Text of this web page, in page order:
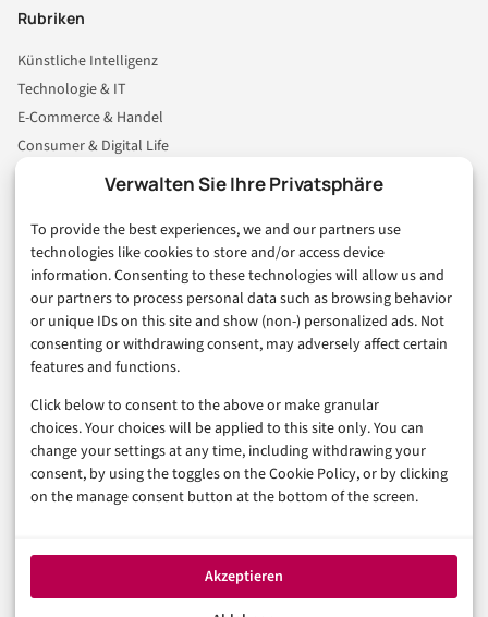
Verwalten Sie Ihre Privatsphäre
To provide the best experiences, we and our partners use
technologies like cookies to store and/or access device
information. Consenting to these technologies will allow us and
our partners to process personal data such as browsing behavior
or unique IDs on this site and show (non-) personalized ads. Not
consenting or withdrawing consent, may adversely affect certain
features and functions.
Click below to consent to the above or make granular
choices. Your choices will be applied to this site only. You can
change your settings at any time, including withdrawing your
consent, by using the toggles on the Cookie Policy, or by clicking
on the manage consent button at the bottom of the screen.
Akzeptieren
Rubriken
Künstliche Intelligenz
Technologie & IT
E-Commerce & Handel
Consumer & Digital Life
Business & Karriere
Sicherheit & Recht
Digitalisierung
Marketing
Magazin
Unsere Redaktion
Werbeformate & Media Kit
Rechtliches
Datenschutzerklärung (EU)
Cookie-Richtlinie (EU)